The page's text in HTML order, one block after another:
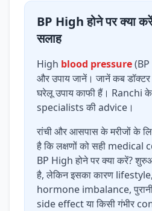
BP High होने पर क्या
सलाह
High blood pressure
और उपाय जानें। जानें कब
घरेलू उपाय काफी हैं। Ranchi
specialists की advice।
रांची और आसपास के मरीजों के
है कि लक्षणों को सही medical
BP High होने पर क्या करें?
है, लेकिन इसका कारण
hormone imbalance,
side effect या किसी गंभीर